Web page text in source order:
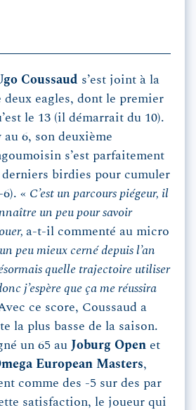
Coussaud s’est joint à la
deux eagles, dont le premier
le 13 (il démarrait du 10).
6, son deuxième
s’est parfaitement
derniers birdies pour cumuler
« C’est un parcours piégeur, il
un peu pour savoir
a-t-il commenté au micro
un peu mieux cerné depuis l’an
quelle trajectoire utiliser
j’espère que ça me réussira
ce score, Coussaud a
la plus basse de la saison.
un 65 au Joburg Open et
European Masters,
comme des -5 sur des par
satisfaction, le joueur qui